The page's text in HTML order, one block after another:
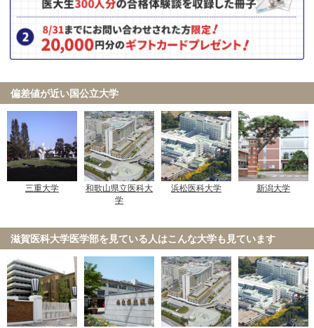
偏差値が近い国公立大学
三重大学
和歌山県立医科大
学
浜松医科大学 新潟大学
滋賀医科大学医学部を見ている人はこんな大学も見ています